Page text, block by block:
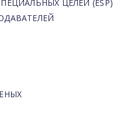
ЦЕЛЕЙ (ESP)